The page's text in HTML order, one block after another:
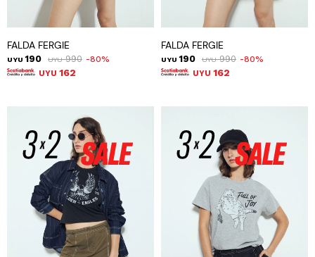
FALDA FERGIE
UYU 190 UYU 990 80
UYU 162
FALDA FERGIE
UYU 190 UYU 990 80
UYU 162